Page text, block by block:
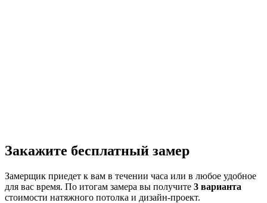
Закажите бесплатный замер
Замерщик приедет к вам в течении часа или в любое удобное
для вас время. По итогам замера вы получите 3 варианта
стоимости натяжного потолка и дизайн-проект.